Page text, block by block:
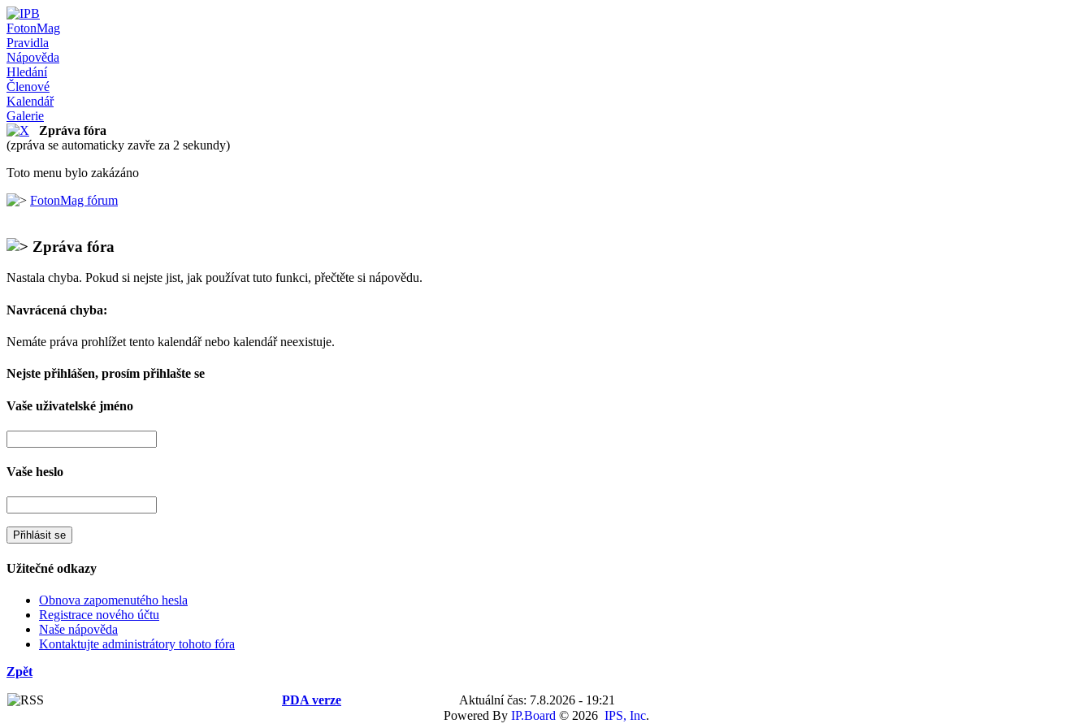
FotonMag
Pravidla
Nápověda
Hledání
Členové
Kalendář
Galerie
Zpráva fóra
(zpráva se automaticky zavře za 2 sekundy)
Toto menu bylo zakázáno
FotonMag fórum
Zpráva fóra
Nastala chyba. Pokud si nejste jist, jak používat tuto funkci, přečtěte si nápovědu.
Navrácená chyba:
Nemáte práva prohlížet tento kalendář nebo kalendář neexistuje.
Nejste přihlášen, prosím přihlašte se
Vaše uživatelské jméno
Vaše heslo
Užitečné odkazy
Obnova zapomenutého hesla
Registrace nového účtu
Naše nápověda
Kontaktujte administrátory tohoto fóra
Zpět
PDA verze
Aktuální čas: 7.8.2026 - 19:21
Powered By IP.Board © 2026 IPS, Inc.